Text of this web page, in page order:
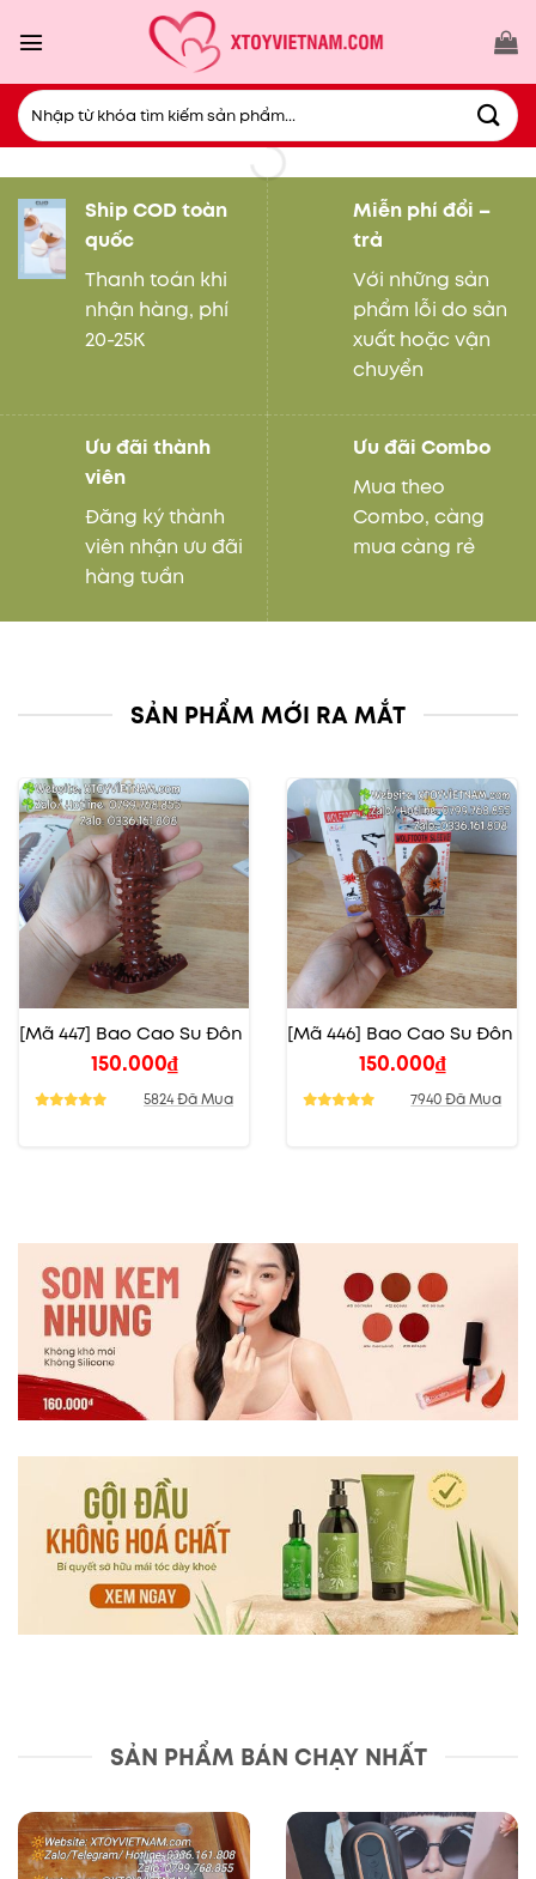
qua
dung
Tìm
kiếm:
Ship COD toàn
quốc
Thanh toán khi
nhận hàng, phí
20-25K
Miễn phí đổi –
trả
Với những sản
phẩm lỗi do sản
xuất hoặc vận
chuyển
Ưu đãi thành
viên
Đăng ký thành
viên nhận ưu đãi
hàng tuần
Ưu đãi Combo
Mua theo
Combo, càng
mua càng rẻ
SẢN PHẨM MỚI RA MẮT
[Mã 447] Bao Cao Su Đôn
150.000₫
5824 Đã Mua
[Mã 446] Bao Cao Su Đôn
150.000₫
7940 Đã Mua
SẢN PHẨM BÁN CHẠY NHẤT